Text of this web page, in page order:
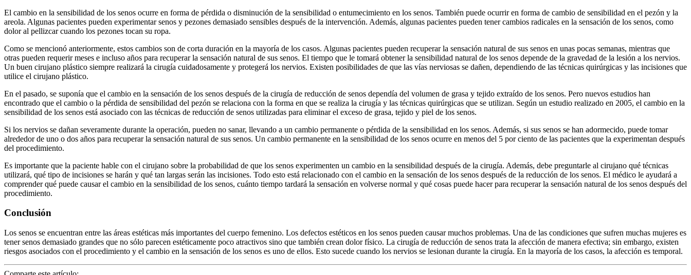
El cambio en la sensibilidad de los senos ocurre en forma de pérdida o disminución de la sensibilidad o entumecimiento en los senos. También puede ocurrir en forma de cambio de sensibilidad en el pezón y la
areola. Algunas pacientes pueden experimentar senos y pezones demasiado sensibles después de la intervención. Además, algunas pacientes pueden tener cambios radicales en la sensación de los senos, como
dolor al pellizcar cuando los pezones tocan su ropa.
Como se mencionó anteriormente, estos cambios son de corta duración en la mayoría de los casos. Algunas pacientes pueden recuperar la sensación natural de sus senos en unas pocas semanas, mientras que
otras pueden requerir meses e incluso años para recuperar la sensación natural de sus senos. El tiempo que le tomará obtener la sensibilidad natural de los senos depende de la gravedad de la lesión a los nervios.
Un buen cirujano plástico siempre realizará la cirugía cuidadosamente y protegerá los nervios. Existen posibilidades de que las vías nerviosas se dañen, dependiendo de las técnicas quirúrgicas y las incisiones que
utilice el cirujano plástico.
En el pasado, se suponía que el cambio en la sensación de los senos después de la cirugía de reducción de senos dependía del volumen de grasa y tejido extraído de los senos. Pero nuevos estudios han
encontrado que el cambio o la pérdida de sensibilidad del pezón se relaciona con la forma en que se realiza la cirugía y las técnicas quirúrgicas que se utilizan. Según un estudio realizado en 2005, el cambio en la
sensibilidad de los senos está asociado con las técnicas de reducción de senos utilizadas para eliminar el exceso de grasa, tejido y piel de los senos.
Si los nervios se dañan severamente durante la operación, pueden no sanar, llevando a un cambio permanente o pérdida de la sensibilidad en los senos. Además, si sus senos se han adormecido, puede tomar
alrededor de uno o dos años para recuperar la sensación natural de sus senos. Un cambio permanente en la sensibilidad de los senos ocurre en menos del 5 por ciento de las pacientes que la experimentan después
del procedimiento.
Es importante que la paciente hable con el cirujano sobre la probabilidad de que los senos experimenten un cambio en la sensibilidad después de la cirugía. Además, debe preguntarle al cirujano qué técnicas
utilizará, qué tipo de incisiones se harán y qué tan largas serán las incisiones. Todo esto está relacionado con el cambio en la sensación de los senos después de la reducción de los senos. El médico le ayudará a
comprender qué puede causar el cambio en la sensibilidad de los senos, cuánto tiempo tardará la sensación en volverse normal y qué cosas puede hacer para recuperar la sensación natural de los senos después del
procedimiento.
Conclusión
Los senos se encuentran entre las áreas estéticas más importantes del cuerpo femenino. Los defectos estéticos en los senos pueden causar muchos problemas. Una de las condiciones que sufren muchas mujeres es
tener senos demasiado grandes que no sólo parecen estéticamente poco atractivos sino que también crean dolor físico. La cirugía de reducción de senos trata la afección de manera efectiva; sin embargo, existen
riesgos asociados con el procedimiento y el cambio en la sensación de los senos es uno de ellos. Esto sucede cuando los nervios se lesionan durante la cirugía. En la mayoría de los casos, la afección es temporal.